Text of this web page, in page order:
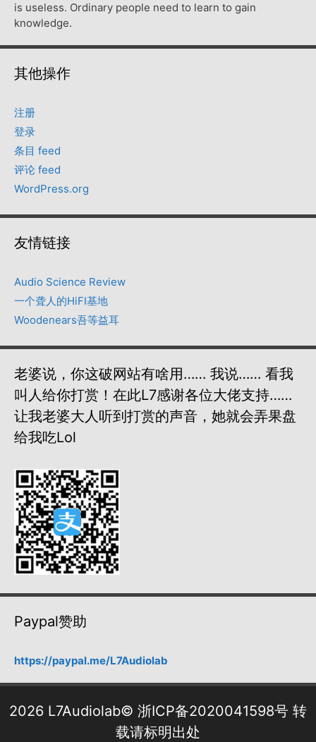
is useless. Ordinary people need to learn to gain
knowledge.
其他操作
注册
登录
条目 feed
评论 feed
WordPress.org
友情链接
Audio Science Review
一个聋人的HiFI基地
Woodenears吾等益耳
老婆说，你这破网站有啥用…… 我说…… 看我
叫人给你打赏！在此L7感谢各位大佬支持……
让我老婆大人听到打赏的声音，她就会弄果盘
给我吃lol
Paypal赞助
https://paypal.me/L7Audiolab
2026 L7Audiolab© 浙ICP备2020041598号 转
载请标明出处